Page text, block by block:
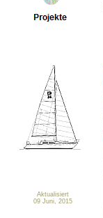
Aktualisiert
09 Juni, 2015